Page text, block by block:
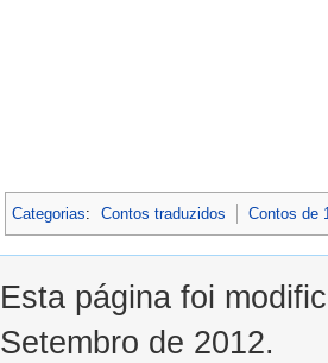
Categorias: Contos traduzidos Contos de
Esta página foi
Setembro de 2012.